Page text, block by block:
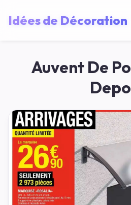
Idées de Décoration
Auvent De